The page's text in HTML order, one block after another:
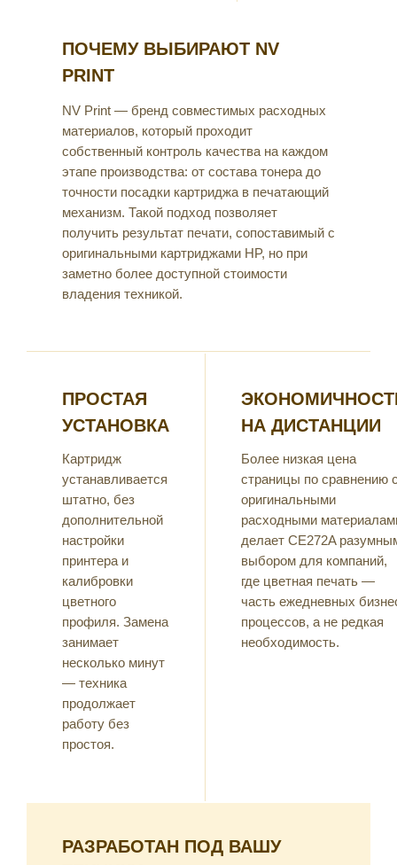
ПОЧЕМУ ВЫБИРАЮТ NV
PRINT
NV Print — бренд совместимых расходных
материалов, который проходит
собственный контроль качества на каждом
этапе производства: от состава тонера до
точности посадки картриджа в печатающий
механизм. Такой подход позволяет
получить результат печати, сопоставимый с
оригинальными картриджами HP, но при
заметно более доступной стоимости
владения техникой.
ПРОСТАЯ
УСТАНОВКА
Картридж
устанавливается
штатно, без
дополнительной
настройки
принтера и
калибровки
цветного
профиля. Замена
занимает
несколько минут
— техника
продолжает
работу без
простоя.
НА ДИСТАНЦИИ
Более низкая цена
страницы по сравнению
оригинальными
расходными
делает CE272A
выбором для компаний,
где цветная печать —
часть ежедневных
процессов, а не редкая
необходимость.
РАЗРАБОТАН ПОД ВАШУ